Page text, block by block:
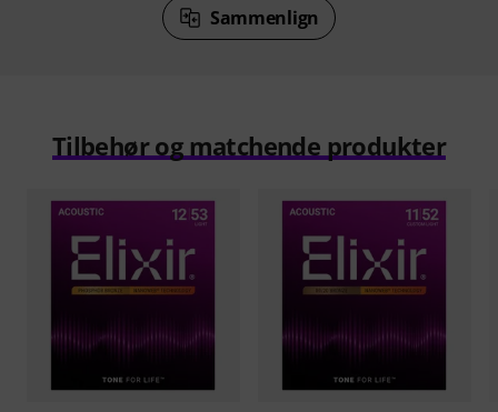
Sammenlign
Tilbehør og matchende produkter